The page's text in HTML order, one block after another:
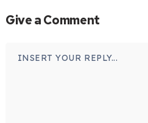
Give a Comment